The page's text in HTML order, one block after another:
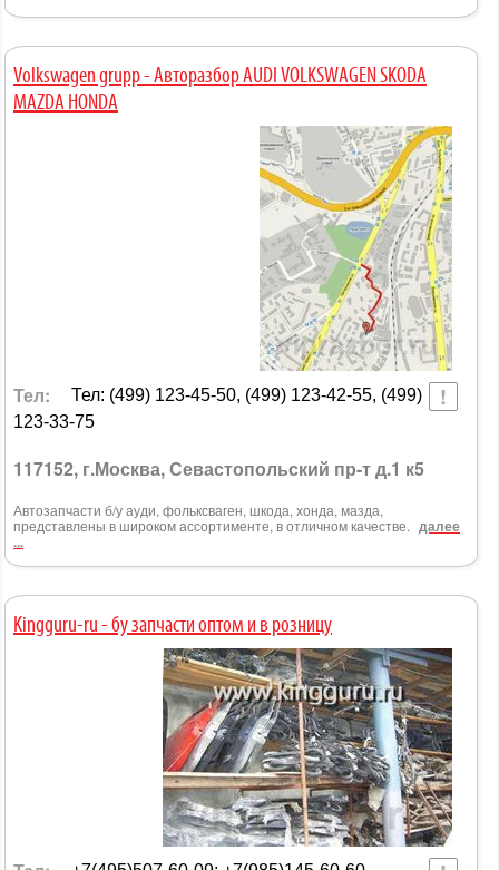
Volkswagen grupp - Авторазбор AUDI VOLKSWAGEN SKODA
MAZDA HONDA
Тел:
Тел: (499) 123-45-50, (499) 123-42-55, (499)
123-33-75
117152, г.Москва, Севастопольский пр-т д.1 к5
Автозапчасти б/у ауди, фольксваген, шкода, хонда, мазда,
представлены в широком ассортименте, в отличном качестве. далее
...
Kingguru-ru - бу запчасти оптом и в розницу